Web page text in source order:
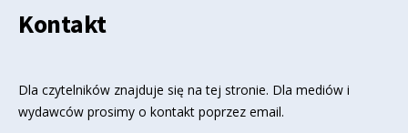
Kontakt
Dla czytelników znajduje się na tej stronie. Dla mediów i
wydawców prosimy o kontakt poprzez email.